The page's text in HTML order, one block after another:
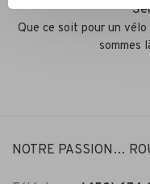
Que ce soit pour un
sommes
NOTRE PASSION…